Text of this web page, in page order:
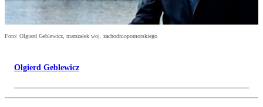
Foto: Olgierd Geblewicz, marszałek woj. zachodniopomorskiego
Olgierd Geblewicz